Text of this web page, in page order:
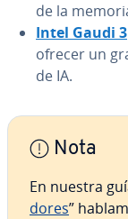
de la
Intel Gaudi 3
ofrecer un
de IA.
Nota
En nuestra
do­res”